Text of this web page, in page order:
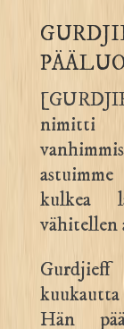
nimitti
kulkea
vähitellen
Gurdjieff
Hän